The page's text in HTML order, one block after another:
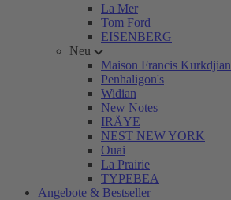
La Mer
Tom Ford
EISENBERG
Neu
Maison Francis Kurkdjian
Penhaligon's
Widian
New Notes
IRÄYE
NEST NEW YORK
Ouai
La Prairie
TYPEBEA
Angebote & Bestseller